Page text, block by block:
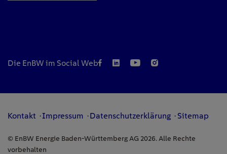
Die EnBW im Social Web
Kontakt Impressum Datenschutzerklärung Sitemap
© EnBW Energie Baden-Württemberg AG 2026. Alle Rechte
vorbehalten